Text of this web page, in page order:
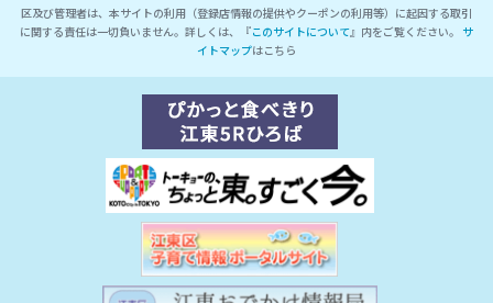
区及び管理者は、本サイトの利用（登録店情報の提供やクーポンの利用等）に起因する取引
に関する責任は一切負いません。詳しくは、『このサイトについて』内をご覧ください。 サ
イトマップはこちら